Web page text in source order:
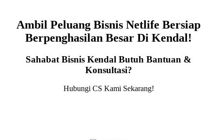
Ambil Peluang Bisnis Netlife Bersiap
Berpenghasilan Besar Di Kendal!
Sahabat Bisnis Kendal Butuh Bantuan &
Konsultasi?
Hubungi CS Kami Sekarang!